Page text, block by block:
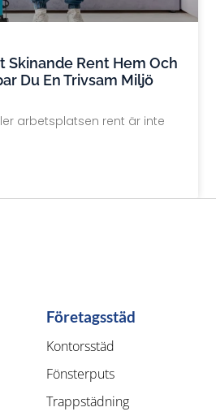
Skinande Rent Hem Och
Du En Trivsam Miljö
arbetsplatsen rent är inte
Företagsstäd
Kontorsstäd
Fönsterputs
Trappstädning